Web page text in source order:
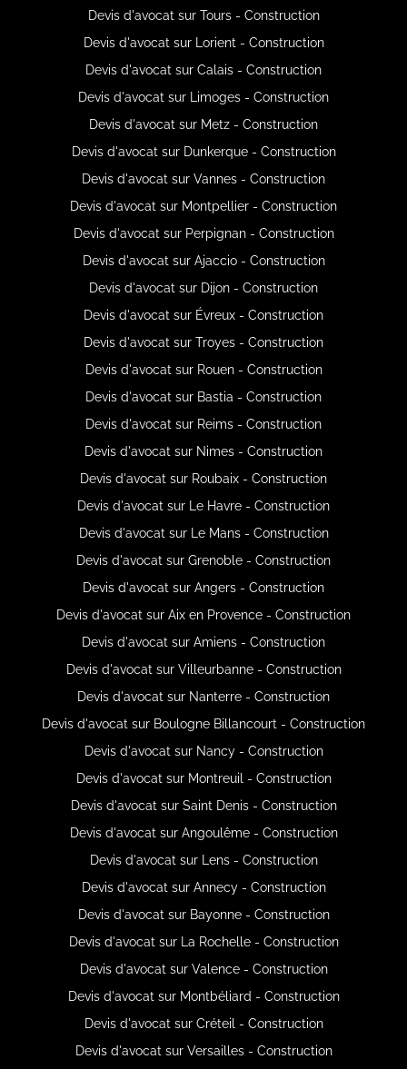
Devis d'avocat sur Tours - Construction
Devis d'avocat sur Lorient - Construction
Devis d'avocat sur Calais - Construction
Devis d'avocat sur Limoges - Construction
Devis d'avocat sur Metz - Construction
Devis d'avocat sur Dunkerque - Construction
Devis d'avocat sur Vannes - Construction
Devis d'avocat sur Montpellier - Construction
Devis d'avocat sur Perpignan - Construction
Devis d'avocat sur Ajaccio - Construction
Devis d'avocat sur Dijon - Construction
Devis d'avocat sur Évreux - Construction
Devis d'avocat sur Troyes - Construction
Devis d'avocat sur Rouen - Construction
Devis d'avocat sur Bastia - Construction
Devis d'avocat sur Reims - Construction
Devis d'avocat sur Nimes - Construction
Devis d'avocat sur Roubaix - Construction
Devis d'avocat sur Le Havre - Construction
Devis d'avocat sur Le Mans - Construction
Devis d'avocat sur Grenoble - Construction
Devis d'avocat sur Angers - Construction
Devis d'avocat sur Aix en Provence - Construction
Devis d'avocat sur Amiens - Construction
Devis d'avocat sur Villeurbanne - Construction
Devis d'avocat sur Nanterre - Construction
Devis d'avocat sur Boulogne Billancourt - Construction
Devis d'avocat sur Nancy - Construction
Devis d'avocat sur Montreuil - Construction
Devis d'avocat sur Saint Denis - Construction
Devis d'avocat sur Angoulême - Construction
Devis d'avocat sur Lens - Construction
Devis d'avocat sur Annecy - Construction
Devis d'avocat sur Bayonne - Construction
Devis d'avocat sur La Rochelle - Construction
Devis d'avocat sur Valence - Construction
Devis d'avocat sur Montbéliard - Construction
Devis d'avocat sur Créteil - Construction
Devis d'avocat sur Versailles - Construction